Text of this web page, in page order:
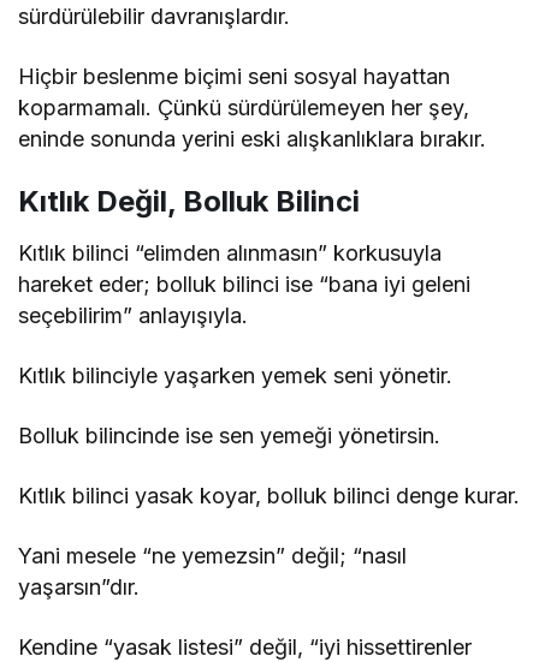
sürdürülebilir davranışlardır.
Hiçbir beslenme biçimi seni sosyal hayattan
koparmamalı. Çünkü sürdürülemeyen her şey,
eninde sonunda yerini eski alışkanlıklara bırakır.
Kıtlık Değil, Bolluk Bilinci
Kıtlık bilinci “elimden alınmasın” korkusuyla
hareket eder; bolluk bilinci ise “bana iyi geleni
seçebilirim” anlayışıyla.
Kıtlık bilinciyle yaşarken yemek seni yönetir.
Bolluk bilincinde ise sen yemeği yönetirsin.
Kıtlık bilinci yasak koyar, bolluk bilinci denge kurar.
Yani mesele “ne yemezsin” değil; “nasıl
yaşarsın”dır.
Kendine “yasak listesi” değil, “iyi hissettirenler